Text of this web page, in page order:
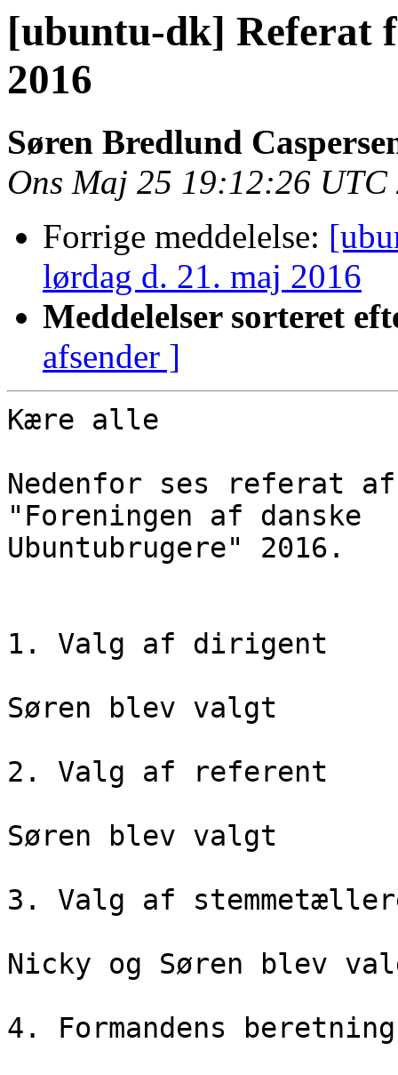
[ubuntu-dk] Referat
2016
Søren Bredlund
Ons Maj 25 19:12:26 UTC
Forrige meddelelse:
lørdag d. 21. maj 2016
Meddelelser sorteret
afsender ]
Kære alle
Nedenfor ses referat
"Foreningen af danske
Ubuntubrugere" 2016.
1. Valg af dirigent
Søren blev valgt
2. Valg af referent
Søren blev valgt
3. Valg af
Nicky og Søren blev
4. Formandens beretning